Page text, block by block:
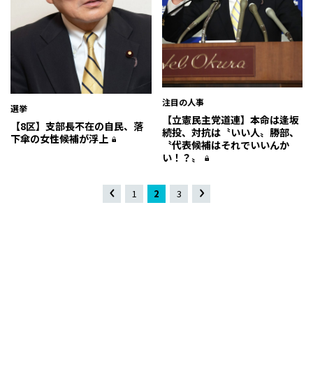
選挙
【8区】支部長不在の自民、落
下傘の女性候補が浮上
注目の人事
【立憲民主党道連】本命は逢坂
続投、対抗は〝いい人〟勝部、
〝代表候補はそれでいいんか
い！？〟
« 1 2 3 »